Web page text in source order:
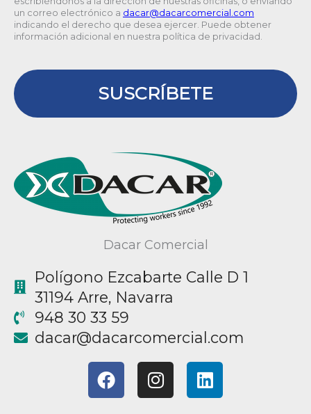
un correo electrónico a
moc.laicremocracad
@racad
indicando el derecho que desea ejercer. Puede obtener
información adicional en nuestra política de privacidad.
SUSCRÍBETE
Dacar Comercial
Polígono Ezcabarte Calle D 1
31194 Arre, Navarra
948 30 33 59
moc.laicremocracad
@racad
F
a
I
n
L
i